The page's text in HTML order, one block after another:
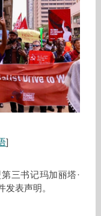
]
三书记玛加丽塔·
表声明。